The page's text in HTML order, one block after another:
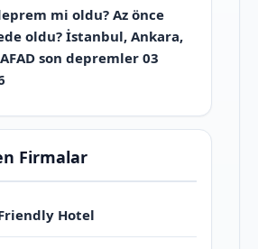
mi oldu? Az önce
oldu? İstanbul, Ankara,
son depremler 03
Firmalar
Hotel